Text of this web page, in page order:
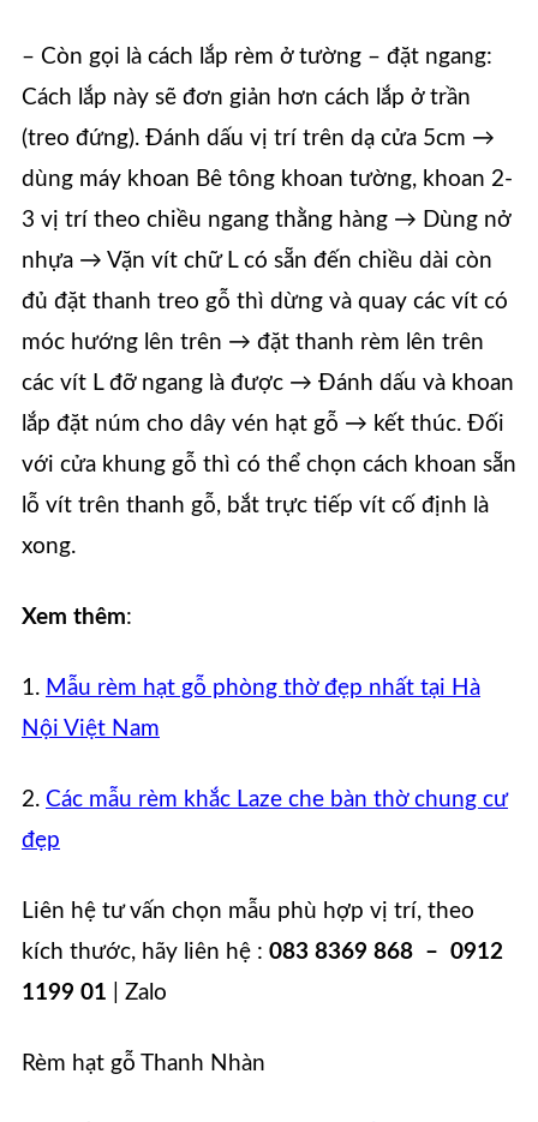
– Còn gọi là cách lắp rèm ở tường – đặt ngang:
Cách lắp này sẽ đơn giản hơn cách lắp ở trần
(treo đứng). Đánh dấu vị trí trên dạ cửa 5cm →
dùng máy khoan Bê tông khoan tường, khoan 2-
3 vị trí theo chiều ngang thằng hàng → Dùng nở
nhựa → Vặn vít chữ L có sẵn đến chiều dài còn
đủ đặt thanh treo gỗ thì dừng và quay các vít có
móc hướng lên trên → đặt thanh rèm lên trên
các vít L đỡ ngang là được → Đánh dấu và khoan
lắp đặt núm cho dây vén hạt gỗ → kết thúc. Đối
với cửa khung gỗ thì có thể chọn cách khoan sẵn
lỗ vít trên thanh gỗ, bắt trực tiếp vít cố định là
xong.
Xem thêm:
1. Mẫu rèm hạt gỗ phòng thờ đẹp nhất tại Hà
Nội Việt Nam
2. Các mẫu rèm khắc Laze che bàn thờ chung cư
đẹp
Liên hệ tư vấn chọn mẫu phù hợp vị trí, theo
kích thước, hãy liên hệ : 083 8369 868 – 0912
1199 01 | Zalo
Rèm hạt gỗ Thanh Nhàn